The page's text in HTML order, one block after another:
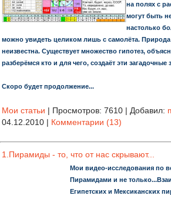
на полях с
могут быть
настолько
можно увидеть целиком лишь с самолёта.
неизвестна. Существует множество гипотез,
разберёмся кто и для чего, создаёт эти загадочные
Скоро будет продолжение...
Мои статьи | Просмотров: 7610 | Добавил:
04.12.2010 | Комментарии (13)
1.Пирамиды - то, что от нас скрывают...
Мои видео-исследования по
Пирамидами и не
Египетских и Мексиканских